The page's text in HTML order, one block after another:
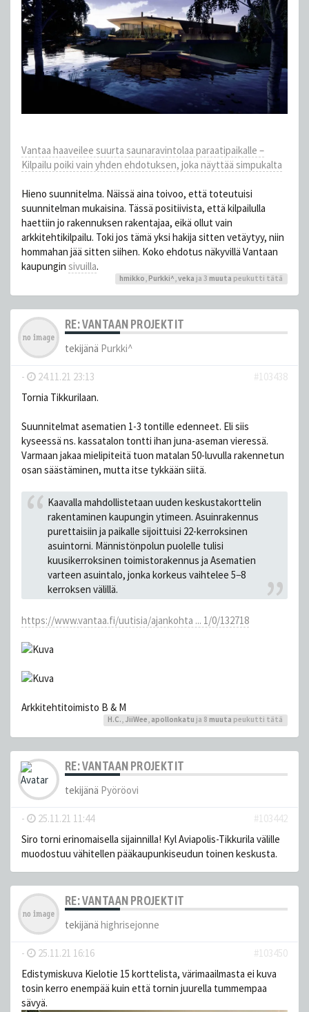
Vantaa haaveilee suurta sauna­ravintolaa paraati­paikalle –
Kilpailu poiki vain yhden ehdotuksen, joka näyttää simpukalta
Hieno suunnitelma. Näissä aina toivoo, että toteutuisi
suunnitelman mukaisina. Tässä positiivista, että kilpailulla
haettiin jo rakennuksen rakentajaa, eikä ollut vain
arkkitehtikilpailu. Toki jos tämä yksi hakija sitten vetäytyy, niin
hommahan jää sitten siihen. Koko ehdotus näkyvillä Vantaan
kaupungin sivuilla.
hmikko Purkki^ ,veka ja 3 muuta peukutti tätä
RE: VANTAAN PROJEKTIT
tekijänä Purkki^
- 24.11.21 23:13
#103438
Tornia Tikkurilaan.
Suunnitelmat asematien 1-3 tontille edenneet. Eli siis
kyseessä ns. kassatalon tontti ihan juna-aseman vieressä.
Varmaan jakaa mielipiteitä tuon matalan 50-luvulla rakennetun
osan säästäminen, mutta itse tykkään siitä.
Kaavalla mahdollistetaan uuden keskustakorttelin
rakentaminen kaupungin ytimeen. Asuinrakennus
purettaisiin ja paikalle sijoittuisi 22-kerroksinen
asuintorni. Männistönpolun puolelle tulisi
kuusikerroksinen toimistorakennus ja Asematien
varteen asuintalo, jonka korkeus vaihtelee 5−8
kerroksen välillä.
https://www.vantaa.fi/uutisia/ajankohta ... 1/0/132718
Arkkitehtitoimisto B & M
H.C., JiiWee, apollonkatu ja 8 muuta peukutti tätä
RE: VANTAAN PROJEKTIT
tekijänä Pyöröovi
- 25.11.21 11:44
#103442
Siro torni erinomaisella sijainnilla! Kyl Aviapolis-Tikkurila välille
muodostuu vähitellen pääkaupunkiseudun toinen keskusta.
RE: VANTAAN PROJEKTIT
tekijänä highrisejonne
- 25.11.21 16:16
#103450
Edistymiskuva Kielotie 15 korttelista, värimaailmasta ei kuva
tosin kerro enempää kuin että tornin juurella tummempaa
sävyä.